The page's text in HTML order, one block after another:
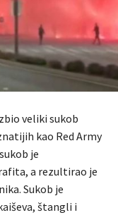
veliki sukob
kao Red Army
je
a rezultirao je
Sukob je
štangli i